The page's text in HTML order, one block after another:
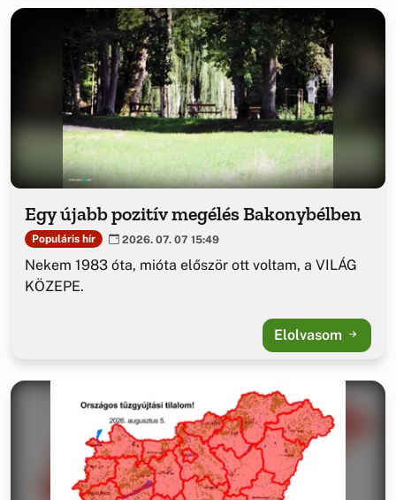
Egy újabb pozitív megélés Bakonybélben
Populáris hír 2026. 07. 07 15:49
Nekem 1983 óta, mióta először ott voltam, a VILÁG
KÖZEPE.
Elolvasom